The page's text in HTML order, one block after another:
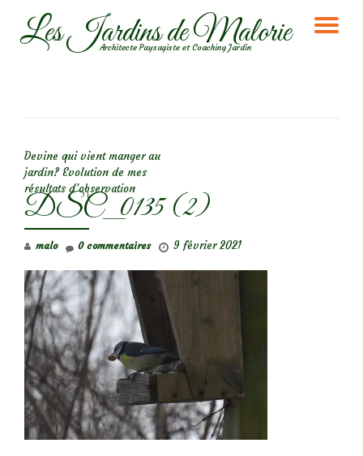
AllerLes Jardins de Malorie
Architecte Paysagiste et Coaching Jardin
Devine qui vient manger au
jardin? Evolution de mes
résultats d’observation
DSC_0135 (2)
malo 9 février 2021
0 commentaires